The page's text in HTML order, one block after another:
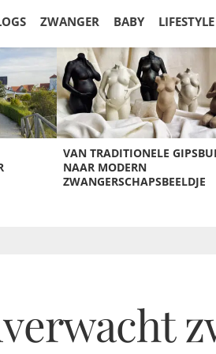
ZWANGER BABY LIFESTYLE
VAN TRADITIONELE
NAAR MODERN
ZWANGERSCHAPSBEELDJE